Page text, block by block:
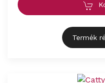
Termék